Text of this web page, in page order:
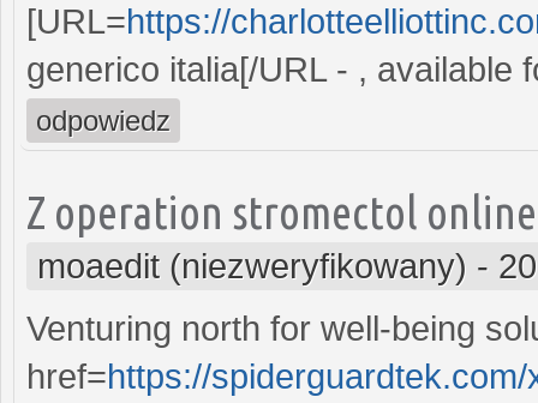
[URL=https://
generico italia[/URL - , available
odpowiedz
Z operation stromectol
moaedit (niezweryfikowany) -
Venturing north for well-being
href=https://